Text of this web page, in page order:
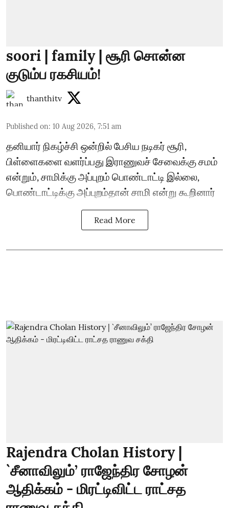
soori | family | சூரி சொன்ன
குடும்ப ரகசியம்!
thanthitv
Published on: 10 Aug 2026, 7:51 am
தனியார் நிகழ்ச்சி ஒன்றில் பேசிய நடிகர் சூரி,
பிள்ளைகளை வளர்ப்பது இராணுவச் சேவைக்கு சமம்
என்றும், சாமிக்கு அப்புறம் பொண்டாட்டி இல்லை,
பொண்டாட்டிக்கு அப்புறம்தான் சாமி என்று கூறினார்
Read More
Rajendra Cholan History |
`சீனாவிலும்’ ராஜேந்திர சோழன்
ஆதிக்கம் - மிரட்டிவிட்ட ராட்சத